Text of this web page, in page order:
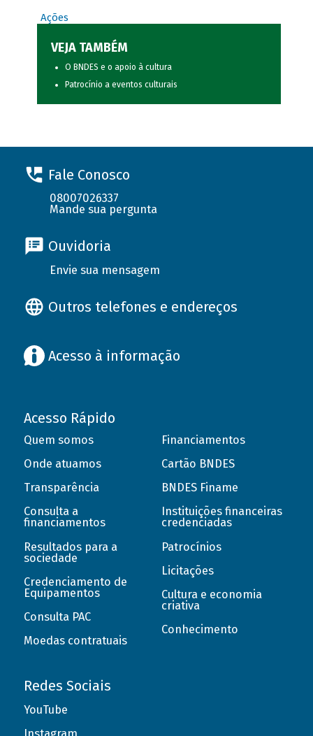
Ações
VEJA TAMBÉM
O BNDES e o apoio à cultura
Patrocínio a eventos culturais
Fale Conosco
08007026337
Mande sua pergunta
Ouvidoria
Envie sua mensagem
Outros telefones e endereços
Acesso à informação
Acesso Rápido
Quem somos
Onde atuamos
Transparência
Consulta a
financiamentos
Resultados para a
sociedade
Credenciamento de
Equipamentos
Consulta PAC
Moedas contratuais
Financiamentos
Cartão BNDES
BNDES Finame
Instituições financeiras
credenciadas
Patrocínios
Licitações
Cultura e economia
criativa
Conhecimento
Redes Sociais
YouTube